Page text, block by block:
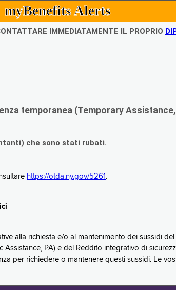
myBenefits Alerts
IMMEDIATAMENTE IL PROPRIO
temporanea (Temporary
che sono stati rubati.
https://otda.ny.gov/5261 .
alla richiesta e/o al mantenimento dei sussidi
PA) e del Reddito integrativo di
per richiedere o mantenere questi sussidi. Le